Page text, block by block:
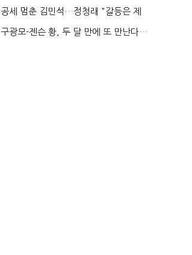
위'(1보)...
공세 멈춘 김민석…정청래 "갈등은 제
가 수습"
구광모-젠슨 황, 두 달 만에 또 만난다…